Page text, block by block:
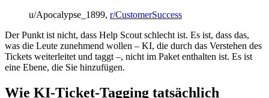
u/Apocalypse_1899, r/CustomerSuccess
Der Punkt ist nicht, dass Help Scout schlecht ist. Es ist, dass das,
was die Leute zunehmend wollen – KI, die durch das Verstehen des
Tickets weiterleitet und taggt –, nicht im Paket enthalten ist. Es ist
eine Ebene, die Sie hinzufügen.
Wie KI-Ticket-Tagging tatsächlich